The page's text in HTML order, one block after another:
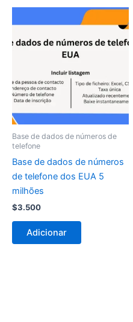
Base de dados de números de
telefone
Base de dados de números
de telefone dos EUA 5
milhões
$3.500
Adicionar